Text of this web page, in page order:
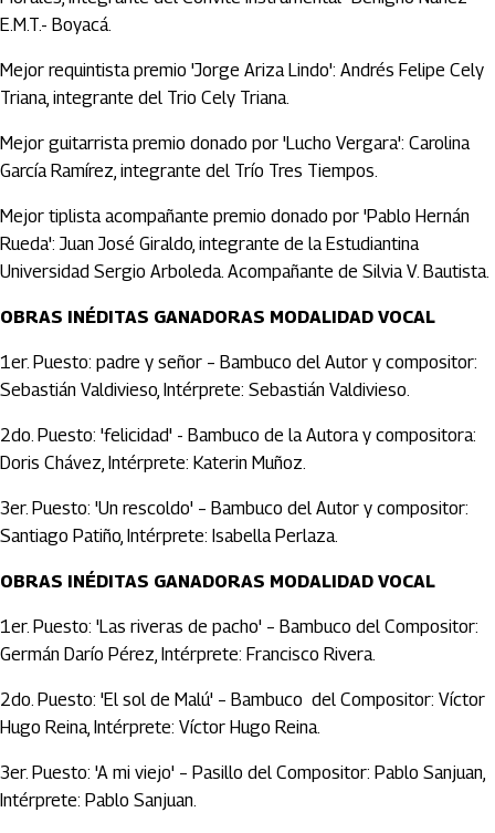
E.M.T.- Boyacá.
Mejor requintista premio 'Jorge Ariza Lindo': Andrés Felipe Cely
Triana, integrante del Trio Cely Triana.
Mejor guitarrista premio donado por 'Lucho Vergara': Carolina
García Ramírez, integrante del Trío Tres Tiempos.
Mejor tiplista acompañante premio donado por 'Pablo Hernán
Rueda': Juan José Giraldo, integrante de la Estudiantina
Universidad Sergio Arboleda. Acompañante de Silvia V. Bautista.
OBRAS INÉDITAS GANADORAS MODALIDAD VOCAL
1er. Puesto: padre y señor – Bambuco del Autor y compositor:
Sebastián Valdivieso, Intérprete: Sebastián Valdivieso.
2do. Puesto: 'felicidad' - Bambuco de la Autora y compositora:
Doris Chávez, Intérprete: Katerin Muñoz.
3er. Puesto: 'Un rescoldo' – Bambuco del Autor y compositor:
Santiago Patiño, Intérprete: Isabella Perlaza.
OBRAS INÉDITAS GANADORAS MODALIDAD VOCAL
1er. Puesto: 'Las riveras de pacho' – Bambuco del Compositor:
Germán Darío Pérez, Intérprete: Francisco Rivera.
2do. Puesto: 'El sol de Malú' – Bambuco del Compositor: Víctor
Hugo Reina, Intérprete: Víctor Hugo Reina.
3er. Puesto: 'A mi viejo' – Pasillo del Compositor: Pablo Sanjuan,
Intérprete: Pablo Sanjuan.